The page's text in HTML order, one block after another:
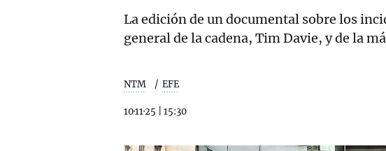
La edición de un documental sobre los
general de la cadena, Tim Davie, y de la
NTM EFE
10·11·25 15:30